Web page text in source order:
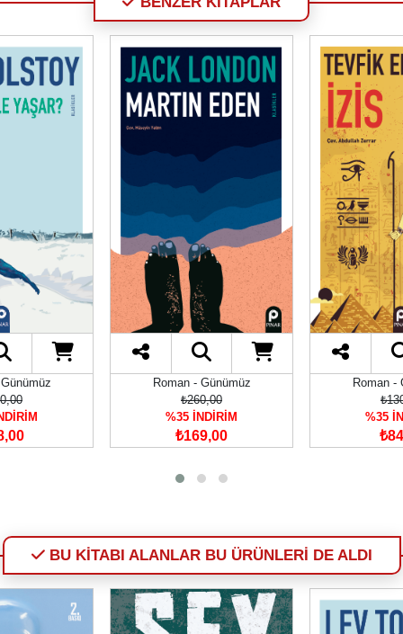
Roman - Günümüz
₺260,00
%35 İNDİRİM
₺169,00
Roman -
%35
BU KİTABI ALANLAR BU ÜRÜNLERİ DE ALDI